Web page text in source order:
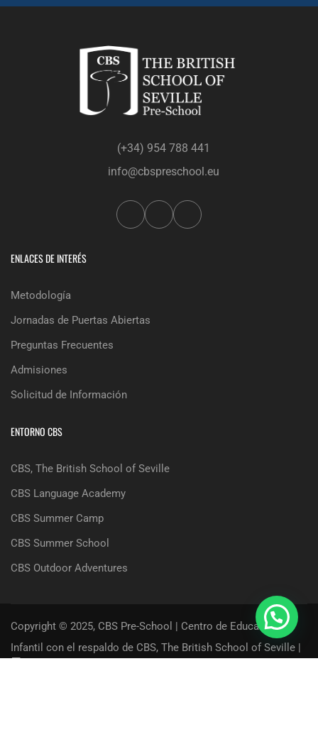
(+34) 954 788 441
info@cbspreschool.eu
ENLACES DE INTERÉS
Metodología
Jornadas de Puertas Abiertas
Preguntas Frecuentes
Admisiones
Solicitud de Información
ENTORNO CBS
CBS, The British School of Seville
CBS Language Academy
CBS Summer Camp
CBS Summer School
CBS Outdoor Adventures
Copyright © 2025, CBS Pre-School | Centro de Educación
Infantil con el respaldo de CBS, The British School of Seville |